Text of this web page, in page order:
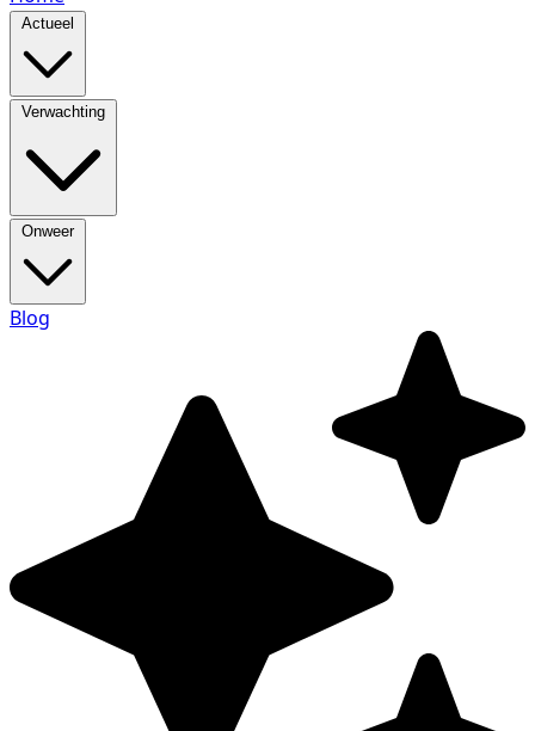
Actueel
Verwachting
Onweer
Blog